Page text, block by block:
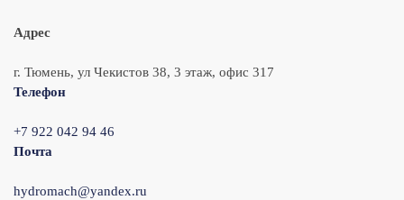
Адрес
г. Тюмень, ул Чекистов 38, 3 этаж, офис 317
Телефон
+7 922 042 94 46
Почта
hydromach@yandex.ru